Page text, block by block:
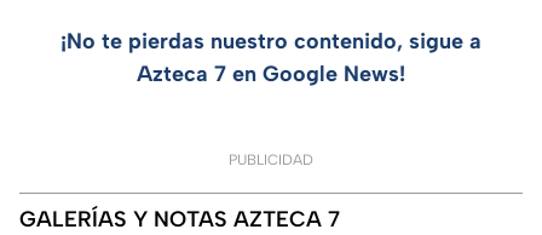
¡No te pierdas nuestro contenido, sigue a
Azteca 7 en Google News!
PUBLICIDAD
GALERÍAS Y NOTAS AZTECA 7